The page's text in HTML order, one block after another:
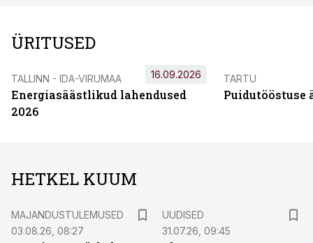
ÜRITUSED
TALLINN - IDA-VIRUMAA
Energiasäästlikud lahendused
2026
16.09.2026 TARTU
Puidutööstuse
HETKEL KUUM
MAJANDUSTULEMUSED
03.08.26, 08:27
UUDISED
31.07.26, 09:45